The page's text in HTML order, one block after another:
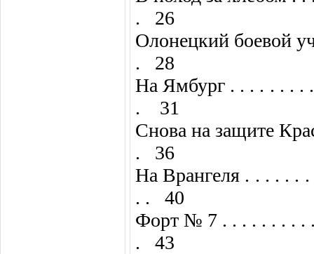
. 26
Олонецкий боевой
. 28
На Ямбург . . . . . . . .
. 31
Снова на защите
. 36
На Врангеля . . . . . .
. . 40
Форт № 7 . . . . . . . . .
. 43